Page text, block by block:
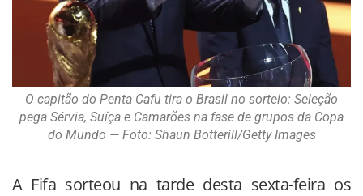
O capitão do Penta Cafu tira o Brasil no sorteio: Seleção
pega Sérvia, Suíça e Camarões na fase de grupos da Copa
do Mundo — Foto: Shaun Botterill/Getty Images
A Fifa sorteou na tarde desta sexta-feira os